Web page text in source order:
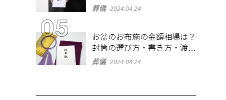
方、お札の入れ方も
葬儀 2024.04.24
お盆のお布施の金額相場は？
封筒の選び方・書き方・渡し
方も解説
葬儀 2024.04.24